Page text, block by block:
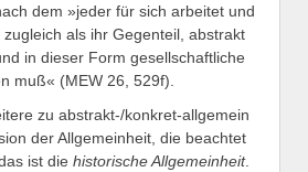
dem »jeder für sich arbeitet und
als ihr Gegenteil, abstrakt
in dieser Form gesellschaftliche
muß« (MEW 26, 529f).
zu abstrakt-/konkret-allgemein
der Allgemeinheit, die beachtet
ist die historische Allgemeinheit.